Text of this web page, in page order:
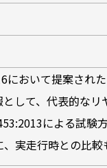
において提案され
して、代表的なリ
による試験
実走行時との比較